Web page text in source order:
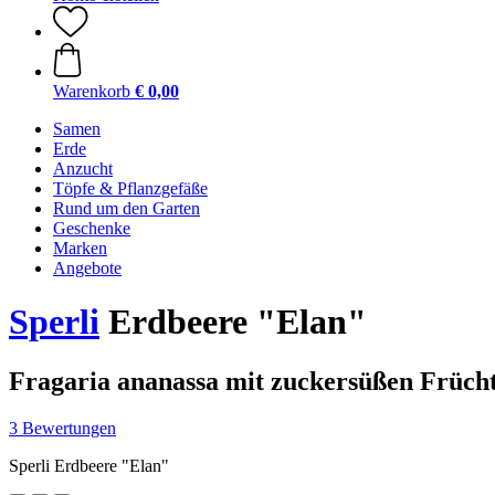
Warenkorb € 0,00
Samen
Erde
Anzucht
Töpfe & Pflanzgefäße
Rund um den Garten
Geschenke
Marken
Angebote
Sperli Erdbeere "Elan"
Fragaria ananassa mit zuckersüßen
3 Bewertungen
Sperli Erdbeere "Elan"